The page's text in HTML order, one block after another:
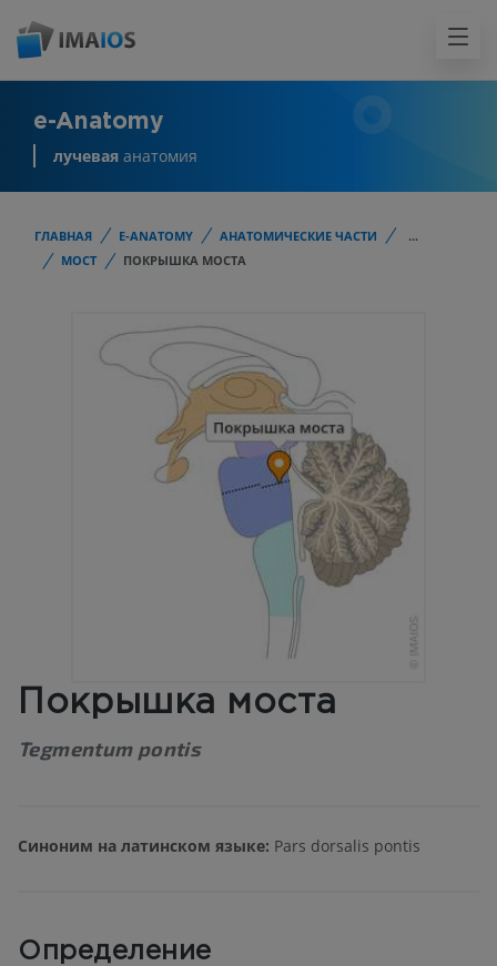
e-Anatomy
лучевая анатомия
ГЛАВНАЯ E-ANATOMY АНАТОМИЧЕСКИЕ ЧАСТИ
...
МОСТ
ПОКРЫШКА МОСТА
Покрышка моста
Tegmentum pontis
Синоним на латинском языке: Pars dorsalis pontis
Определение